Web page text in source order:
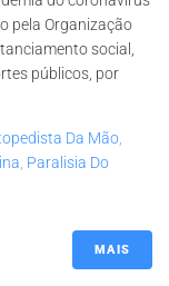
pela Organização
social,
públicos, por
Da Mão
Paralisia Do
MAIS